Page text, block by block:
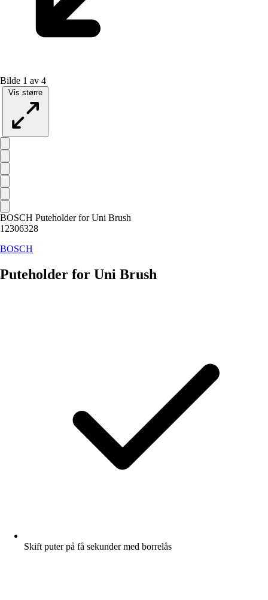
Bilde 1 av 4
Vis større
BOSCH Puteholder for Uni Brush
12306328
BOSCH
Puteholder for Uni Brush
Skift puter på få sekunder med borrelås